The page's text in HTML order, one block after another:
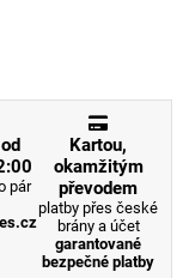
pár
Kartou,
okamžitým
převodem
platby přes české
brány a účet
garantované
bezpečné platby